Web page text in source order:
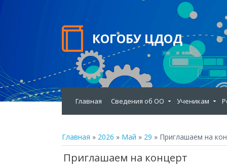
КОГОБУ ЦДОД
Главная Сведения об ОО Ученикам
Главная » 2026 » Май » 29 » Приглашаем на
Приглашаем на концерт